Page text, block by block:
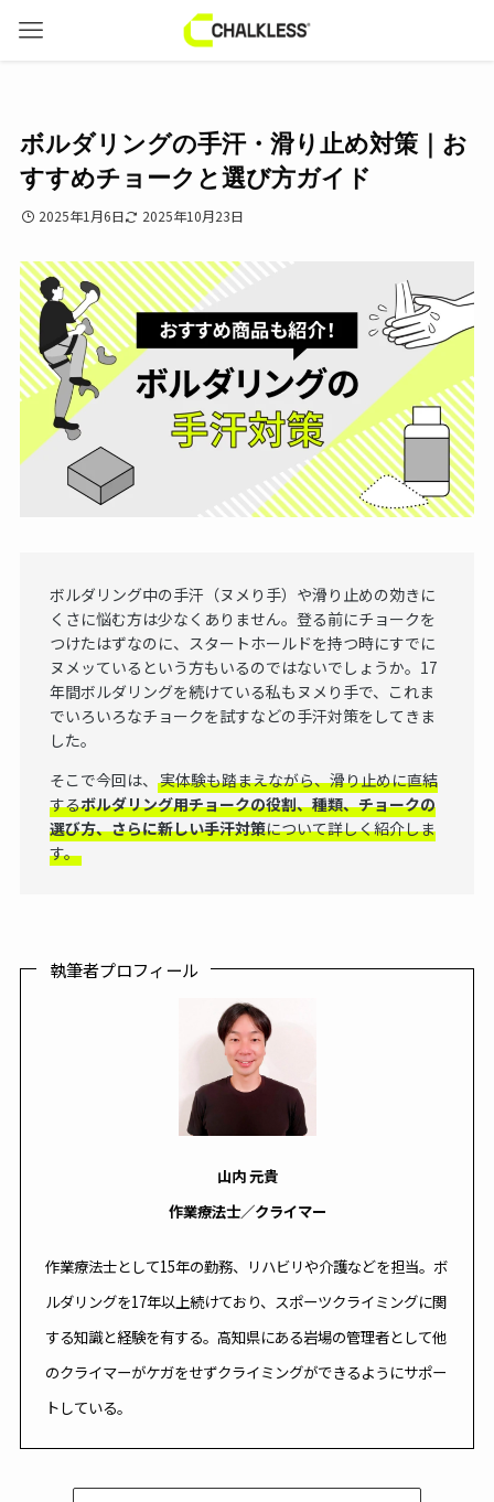
ボルダリングの手汗・滑り止め対策｜お
すすめチョークと選び方ガイド
2025年1月6日 2025年10月23日
ボルダリング中の手汗（ヌメり手）や滑り止めの効きに
くさに悩む方は少なくありません。登る前にチョークを
つけたはずなのに、スタートホールドを持つ時にすでに
ヌメッているという方もいるのではないでしょうか。17
年間ボルダリングを続けている私もヌメり手で、これま
でいろいろなチョークを試すなどの手汗対策をしてきま
した。
そこで今回は、 実体験も踏まえながら、滑り止めに直結
するボルダリング用チョークの役割、種類、チョークの
選び方、さらに新しい手汗対策について詳しく紹介しま
す。
執筆者プロフィール
山内 元貴
作業療法士／クライマー
作業療法士として15年の勤務、リハビリや介護などを担当。ボ
ルダリングを17年以上続けており、スポーツクライミングに関
する知識と経験を有する。高知県にある岩場の管理者として他
のクライマーがケガをせずクライミングができるようにサポー
トしている。